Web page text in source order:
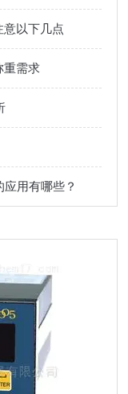
意以下几点
重需求
用有哪些？